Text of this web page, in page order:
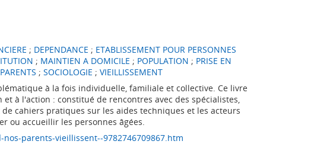
; DEPENDANCE ; ETABLISSEMENT POUR PERSONNES
; MAINTIEN A DOMICILE ; POPULATION ; PRISE EN
; SOCIOLOGIE ; VIEILLISSEMENT
à la fois individuelle, familiale et collective. Ce livre
à l'action : constitué de rencontres avec des spécialistes,
cahiers pratiques sur les aides techniques et les acteurs
ou accueillir les personnes âgées.
parents-vieillissent--9782746709867.htm